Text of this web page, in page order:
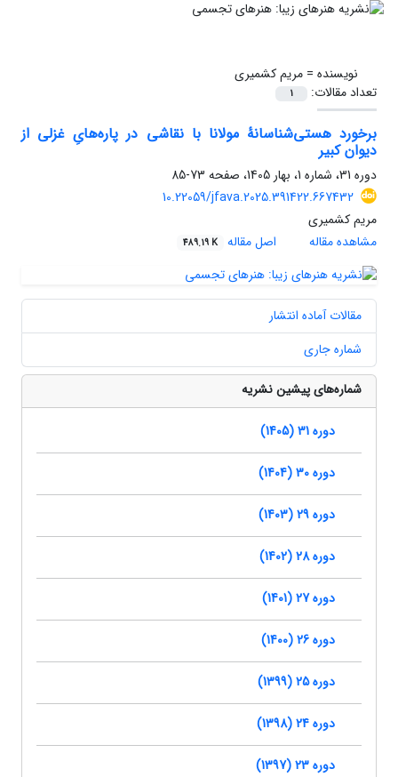
نویسنده =مریم کشمیری
تعداد مقالات:
1
برخورد هستی‌شناسانۀ مولانا با نقاشی در پاره‌هایِ غزلی از
دیوان کبیر
دوره 31، شماره 1، بهار 1405، صفحه
73-85
10.22059/jfava.2025.391422.667432
مریم کشمیری
مشاهده مقاله
اصل مقاله 489.19 K
مقالات آماده انتشار
شماره جاری
شماره‌های پیشین نشریه
دوره 31 (1405)
دوره 30 (1404)
دوره 29 (1403)
دوره 28 (1402)
دوره 27 (1401)
دوره 26 (1400)
دوره 25 (1399)
دوره 24 (1398)
دوره 23 (1397)